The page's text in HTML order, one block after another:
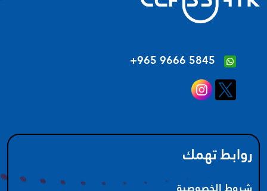
‪+965 9666 5845‬
روابط تهمك